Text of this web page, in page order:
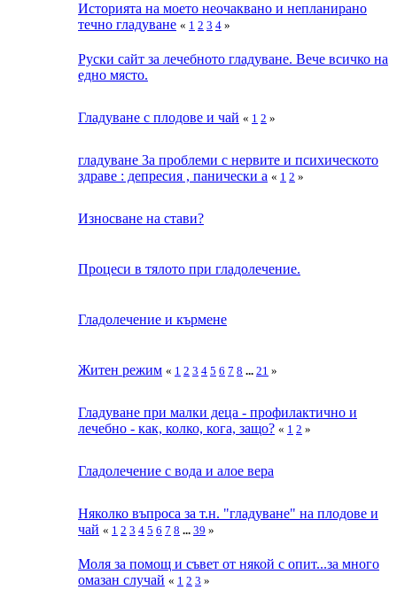
Историята на моето неочаквано и непланирано
течно гладуване « 1 2 3 4 »
Руски сайт за лечебното гладуване. Вече всичко на
едно място.
Гладуване с плодове и чай « 1 2 »
гладуване 3a проблеми с нервите и психическото
здраве : депресия , панически а « 1 2 »
Износване на стави?
Процеси в тялото при гладолечение.
Гладолечение и кърмене
Житен режим « 1 2 3 4 5 6 7 8 ... 21 »
Гладуване при малки деца - профилактично и
лечебно - как, колко, кога, защо? « 1 2 »
Гладолечение с вода и алое вера
Няколко въпроса за т.н. "гладуване" на плодове и
чай « 1 2 3 4 5 6 7 8 ... 39 »
Моля за помощ и съвет от някой с опит...за много
омазан случай « 1 2 3 »